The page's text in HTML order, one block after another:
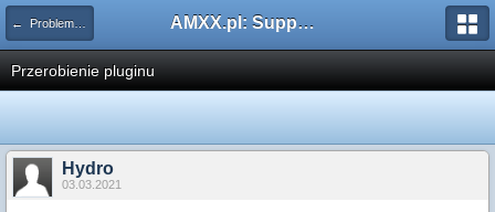
← Problemy z pluginami AMXX.pl: Support AMX Mod X i SourceMod
Przerobienie pluginu
Hydro
03.03.2021